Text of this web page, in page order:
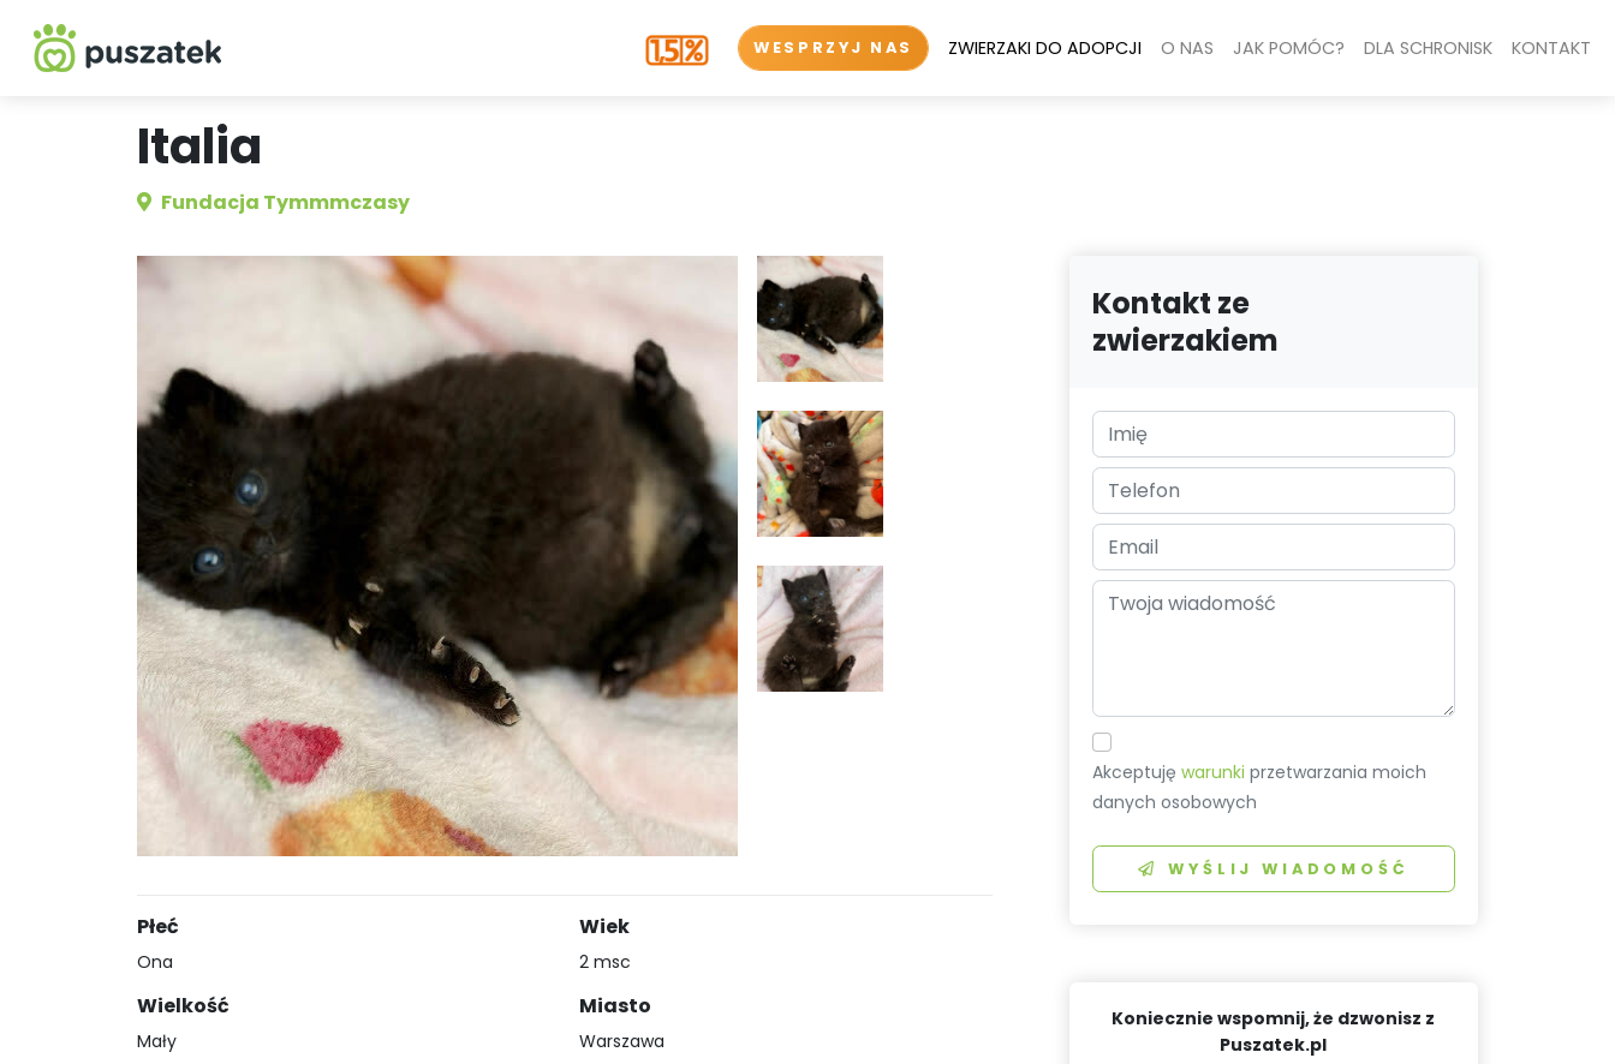
WESPRZYJ NAS ZWIERZAKI DO ADOPCJI O NAS JAK POMÓC? DLA SCHRONISK KONTAKT
Italia
Fundacja Tymmmczasy
Płeć
Ona
Wielkość
Mały
Wiek
2 msc
Miasto
Warszawa
Kontakt ze
zwierzakiem
Akceptujęwarunki przetwarzania moich
danych osobowych
WYŚLIJ WIADOMOŚĆ
Koniecznie wspomnij, że dzwonisz z
Puszatek.pl